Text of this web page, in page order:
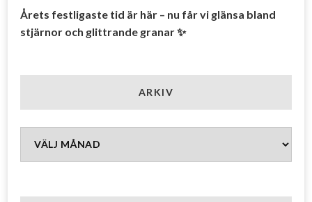
Årets festligaste tid är här – nu får vi glänsa bland
stjärnor och glittrande granar ✨
ARKIV
Arkiv